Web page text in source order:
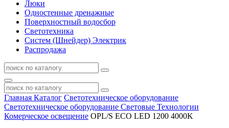
Люки
Одностенные дренажные
Поверхностный водосбор
Светотехника
Систем (Шнейдер) Электрик
Распродажа
Главная Каталог Светотехническое оборудование
Светотехническое оборудование Световые Технологии
Комерческое освещение OPL/S ECO LED 1200 4000K